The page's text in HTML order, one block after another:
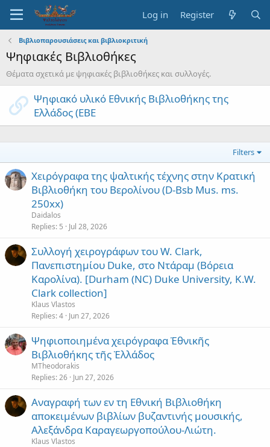
Log in Register
Βιβλιοπαρουσιάσεις και βιβλιοκριτική
Ψηφιακές Βιβλιοθήκες
Θέματα σχετικά με ψηφιακές βιβλιοθήκες και συλλογές.
Ψηφιακό υλικό Εθνικής Βιβλιοθήκης της
Ελλάδος (ΕΒΕ
Filters
Χειρόγραφα της ψαλτικής τέχνης στην Κρατική
Βιβλιοθήκη του Βερολίνου (D-Bsb Mus. ms.
250xx)
Daidalos
Replies 5 Jul 28, 2026
Συλλογή χειρογράφων του W. Clark,
Πανεπιστημίου Duke, στο Ντάραμ (Βόρεια
Καρολίνα). [Durham (NC) Duke University, K.W.
Clark collection]
Klaus Vlastos
Replies 4 Jun 27, 2026
Ψηφιοποιημένα χειρόγραφα Ἐθνικῆς
Βιβλιοθήκης τῆς Ἑλλάδος
MTheodorakis
Replies 26 Jun 27, 2026
Αναγραφή των εν τη Εθνική Βιβλιοθήκη
αποκειμένων βιβλίων βυζαντινής μουσικής,
Αλεξάνδρα Καραγεωργοπούλου-Λιώτη.
Klaus Vlastos